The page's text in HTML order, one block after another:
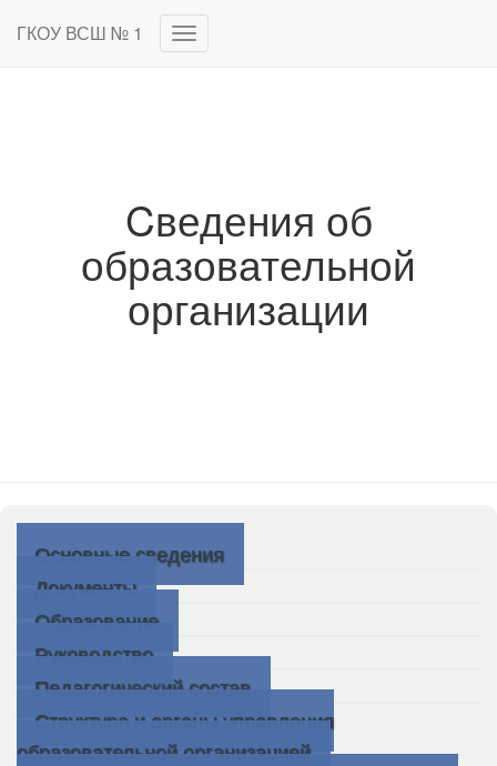
ГКОУ ВСШ № 1
Переключить
навигацию
Cведения об
образовательной
организации
Основные сведения
Документы
Образование
Руководство
Педагогический состав
Структура и органы управления
образовательной организацией